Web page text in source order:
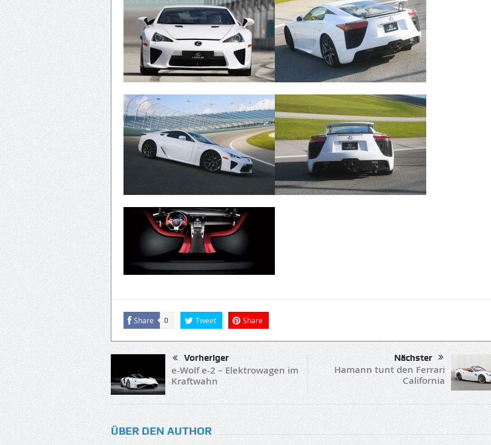
Share 0 Tweet Share
Vorheriger
e-Wolf e-2 – Elektrowagen im
Kraftwahn
Nächster
Hamann tunt den Ferrari
California
ÜBER DEN AUTHOR